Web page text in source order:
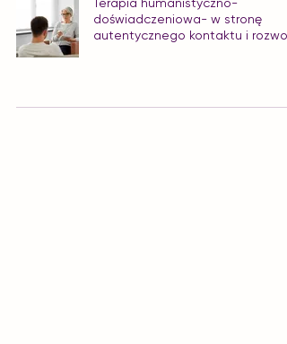
doświadczeniowa- w stronę
autentycznego kontaktu i